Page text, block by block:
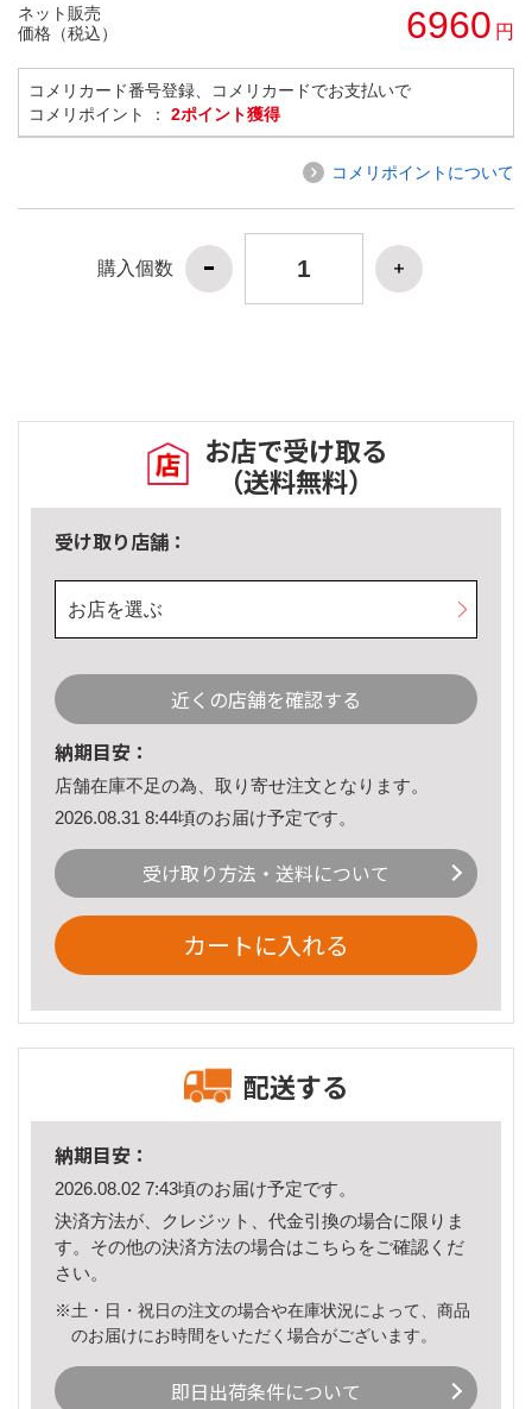
ネット販売
価格（税込）
6960 円
コメリカード番号登録、コメリカードでお支払いで
コメリポイント ： 2ポイント獲得
コメリポイントについて
購入個数
お店で受け取る
（送料無料）
受け取り店舗：
お店を選ぶ
近くの店舗を確認する
納期目安：
店舗在庫不足の為、取り寄せ注文となります。
2026.08.31 8:44頃のお届け予定です。
受け取り方法・送料について
カートに入れる
配送する
納期目安：
2026.08.02 7:43頃のお届け予定です。
決済方法が、クレジット、代金引換の場合に限りま
す。その他の決済方法の場合はこちら をご確認くだ
さい。
※土・日・祝日の注文の場合や在庫状況によって、商品
のお届けにお時間をいただく場合がございます。
即日出荷条件について